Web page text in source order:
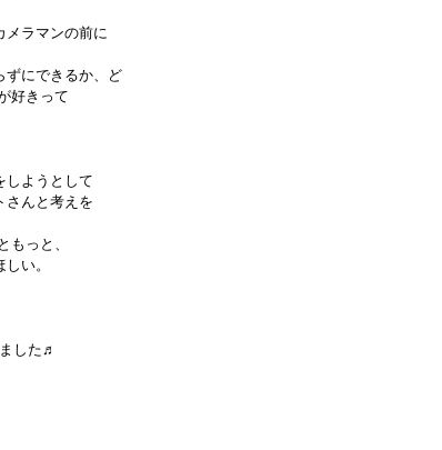
メラマンの前に
ずにできるか、ど
好きって
しようとして
さんと考えを
もっと、
い。
した♬